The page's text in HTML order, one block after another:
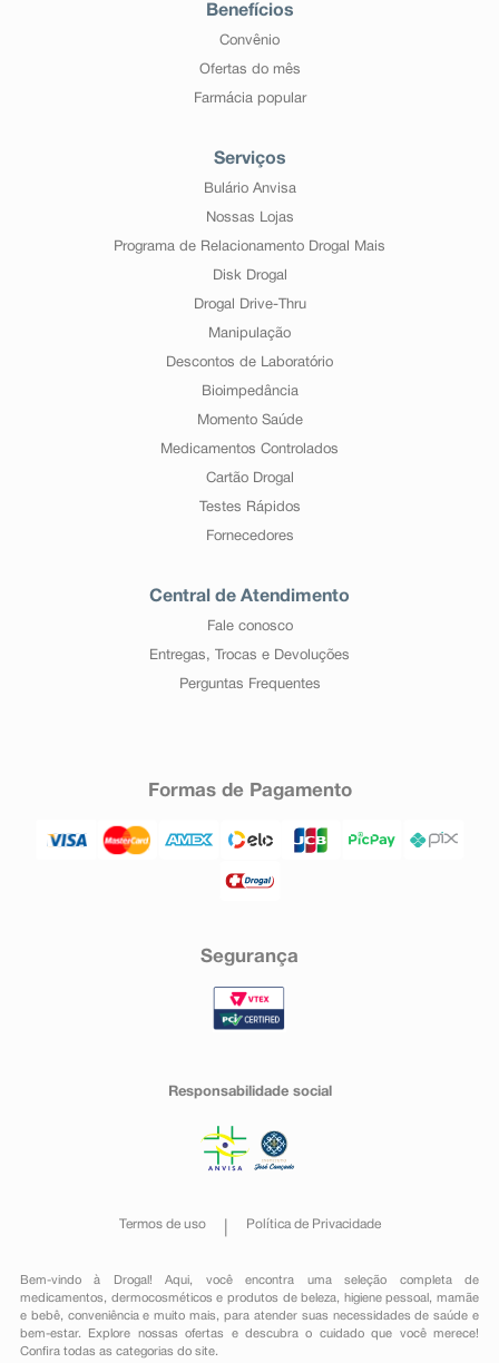
Benefícios
Convênio
Ofertas do mês
Farmácia popular
Serviços
Bulário Anvisa
Nossas Lojas
Programa de Relacionamento Drogal Mais
Disk Drogal
Drogal Drive-Thru
Manipulação
Descontos de Laboratório
Bioimpedância
Momento Saúde
Medicamentos Controlados
Cartão Drogal
Testes Rápidos
Fornecedores
Central de Atendimento
Fale conosco
Entregas, Trocas e Devoluções
Perguntas Frequentes
Formas de Pagamento
Segurança
Responsabilidade social
Termos de uso Política de Privacidade
Bem-vindo à Drogal! Aqui, você encontra uma seleção completa de
medicamentos , dermocosméticos e produtos de beleza, higiene pessoal ,mamãe
e bebê, conveniênciae muito mais, para atender suas necessidades de saúde e
bem-estar. Explore nossas ofertas e descubra o cuidado que você merece!
Confira todas as categorias do site.